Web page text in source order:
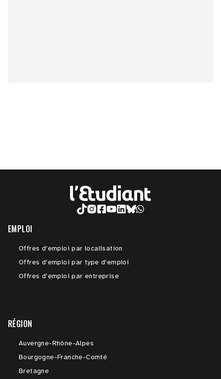
EMPLOI
Offres d'emploi par localisation
Offres d'emploi par type d'emploi
Offres d'emploi par entreprise
RÉGION
Auvergne-Rhône-Alpes
Bourgogne-Franche-Comté
Bretagne